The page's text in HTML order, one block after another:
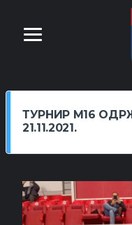
ТУРНИР М16
21.11.2021.